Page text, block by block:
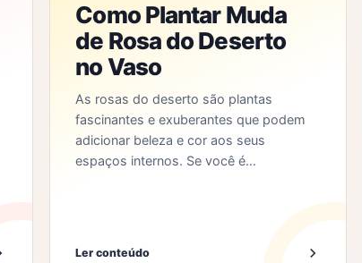
Como Plantar Muda
de Rosa do Deserto
no Vaso
As rosas do deserto são plantas
fascinantes e exuberantes que podem
adicionar beleza e cor aos seus
espaços internos. Se você é…
Ler conteúdo